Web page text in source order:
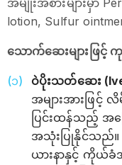
အမျိုးအစားများမှာ
lotion, Sulfur
သောက်ဆေးများဖြင့်
ဝဲပိုးသတ်ဆေး
အများအားဖြင့်
ပြင်းထန်သည့် အခ
အသုံးပြုနိုင်သည်။
ယားနာနှင့် ကိုယ်